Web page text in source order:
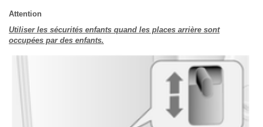
Attention
Utiliser les sécurités enfants quand les places arrière sont
occupées par des enfants.